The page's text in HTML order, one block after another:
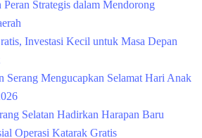
Peran Strategis dalam Mendorong
Investasi Kecil untuk Masa Depan
Serang Mengucapkan Selamat Hari Anak
Selatan Hadirkan Harapan Baru
Operasi Katarak Gratis